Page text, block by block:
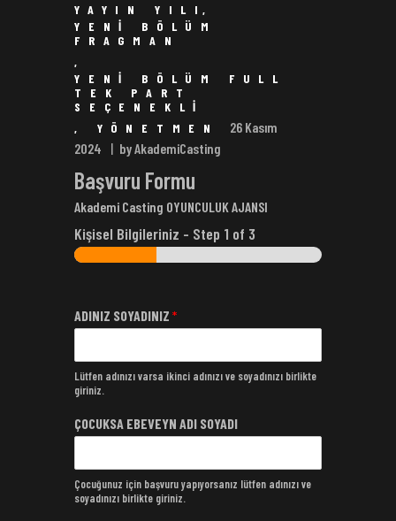
YAYIN YILI,
YENI BÖLÜM
FRAGMAN
,
YENI BÖLÜM FULL
TEK PART
SEÇENEKLI
, YÖNETMEN
26 Kasım
2024
by AkademiCasting
Başvuru Formu
Akademi Casting OYUNCULUK AJANSI
Kişisel Bilgileriniz - Step 1 of 3
ADINIZ SOYADINIZ *
Lütfen adınızı varsa ikinci adınızı ve soyadınızı birlikte
giriniz.
ÇOCUKSA EBEVEYN ADI SOYADI
Çocuğunuz için başvuru yapıyorsanız lütfen adınızı ve
soyadınızı birlikte giriniz.